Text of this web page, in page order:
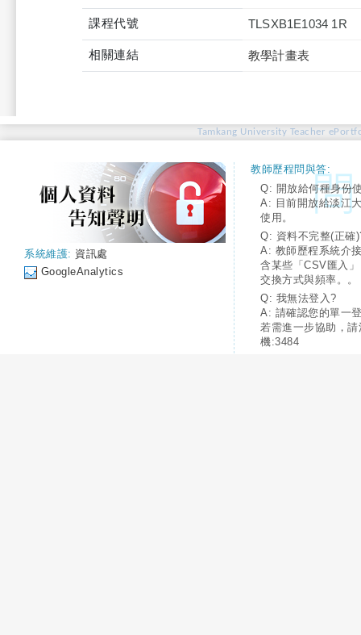
課程代號 TLSXB1E1034 1R
相關連結 教學計畫表
Tamkang University Teacher
系統維護: 資訊處
GoogleAnalytics
教師歷程問與答:
Q: 開放給何種身份
A: 目前開放給淡江
使用。
Q: 資料不完整(正確
A: 教師歷程系統介
含某些「CSV匯入
交換方式與頻率。。
Q: 我無法登入?
A: 請確認您的單一
若需進一步協助，
機:3484